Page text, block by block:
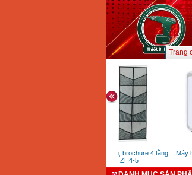
Trang
Giá để tài liệu, brochure 4 tầng
đôi ZH4-5
Máy